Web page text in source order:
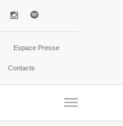
Espace Presse
Contacts